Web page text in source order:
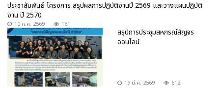
ประชาสัมพันธ์ โครงการ สรุปผลการปฏิบัติงานปี 2569 และวางแผนปฏิบัติ
งาน ปี 2570
10 ก.ค. 2569 161
สรุปการประชุมสหกรณ์สัญจร
ออนไลน์
19 มี.ค. 2569 612